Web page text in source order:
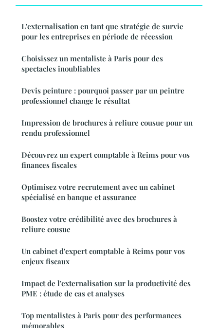
L'externalisation en tant que stratégie de survie
pour les entreprises en période de récession
Choisissez un mentaliste à Paris pour des
spectacles inoubliables
Devis peinture : pourquoi passer par un peintre
professionnel change le résultat
Impression de brochures à reliure cousue pour un
rendu professionnel
Découvrez un expert comptable à Reims pour vos
finances fiscales
Optimisez votre recrutement avec un cabinet
spécialisé en banque et assurance
Boostez votre crédibilité avec des brochures à
reliure cousue
Un cabinet d'expert comptable à Reims pour vos
enjeux fiscaux
Impact de l'externalisation sur la productivité des
PME : étude de cas et analyses
Top mentalistes à Paris pour des performances
mémorables